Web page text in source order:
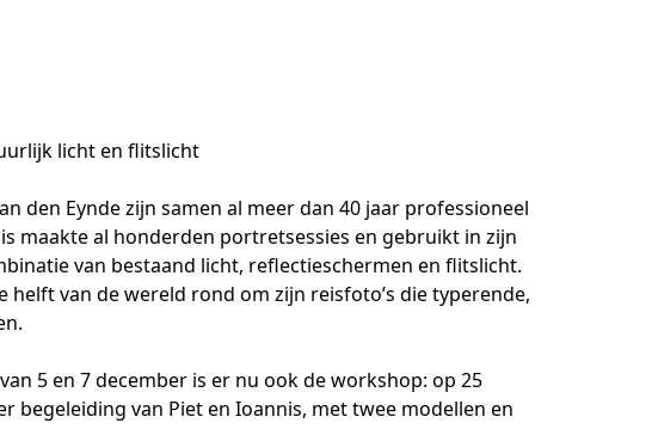
licht en flitslicht
den Eynde zijn samen al meer dan 40 jaar professioneel
maakte al honderden portretsessies en gebruikt in zijn
van bestaand licht, reflectieschermen en flitslicht.
helft van de wereld rond om zijn reisfoto’s die typerende,
5 en 7 december is er nu ook de workshop: op 25
begeleiding van Piet en Ioannis, met twee modellen en